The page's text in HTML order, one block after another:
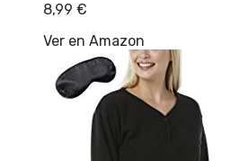
8,99 €
Ver en Amazon